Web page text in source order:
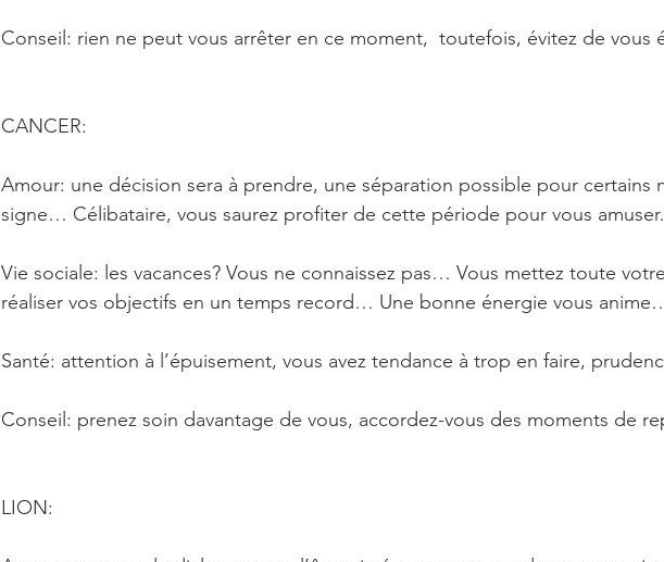
Conseil: rien ne peut vous arrêter en ce moment,  toutefois, évitez de vous
CANCER:
Amour: une décision sera à prendre, une séparation possible pour certains
signe… Célibataire, vous saurez profiter de cette période pour vous
Vie sociale: les vacances? Vous ne connaissez pas… Vous mettez toute
réaliser vos objectifs en un temps record… Une bonne énergie vous
Santé: attention à l’épuisement, vous avez tendance à trop en faire,
Conseil: prenez soin davantage de vous, accordez-vous des moments de
LION: